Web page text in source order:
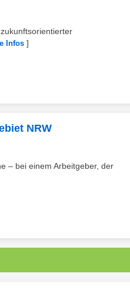
Infos ]
NRW
– bei einem Arbeitgeber, der